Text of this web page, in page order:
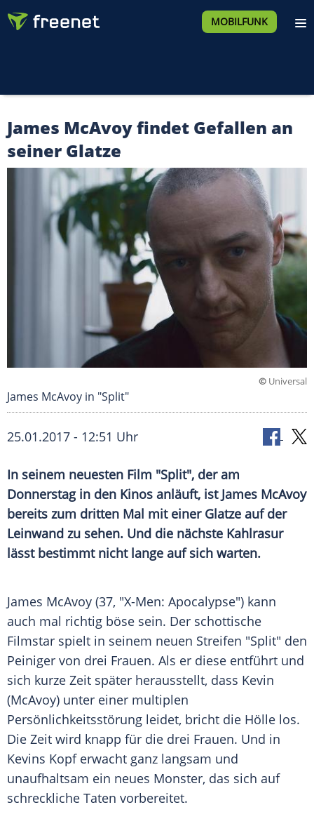
MOBILFUNK
James McAvoy findet Gefallen an
seiner Glatze
© Universal
James McAvoy in "Split"
25.01.2017 - 12:51 Uhr
In seinem neuesten Film "Split", der am
Donnerstag in den Kinos anläuft, ist James McAvoy
bereits zum dritten Mal mit einer Glatze auf der
Leinwand zu sehen. Und die nächste Kahlrasur
lässt bestimmt nicht lange auf sich warten.
James McAvoy (37, "X-Men: Apocalypse") kann
auch mal richtig böse sein. Der schottische
Filmstar spielt in seinem neuen Streifen "Split" den
Peiniger von drei Frauen. Als er diese entführt und
sich kurze Zeit später herausstellt, dass Kevin
(McAvoy) unter einer multiplen
Persönlichkeitsstörung leidet, bricht die Hölle los.
Die Zeit wird knapp für die drei Frauen. Und in
Kevins Kopf erwacht ganz langsam und
unaufhaltsam ein neues Monster, das sich auf
schreckliche Taten vorbereitet.